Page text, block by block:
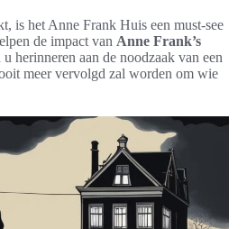
is het Anne Frank Huis een must-see
de impact van Anne Frank’s
herinneren aan de noodzaak van een
meer vervolgd zal worden om wie